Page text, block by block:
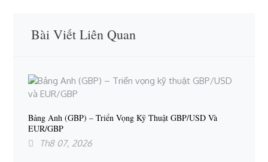
Bài Viết Liên Quan
Bảng Anh (GBP) – Triển Vọng Kỹ Thuật GBP/USD Và
EUR/GBP
Th8 07, 2026